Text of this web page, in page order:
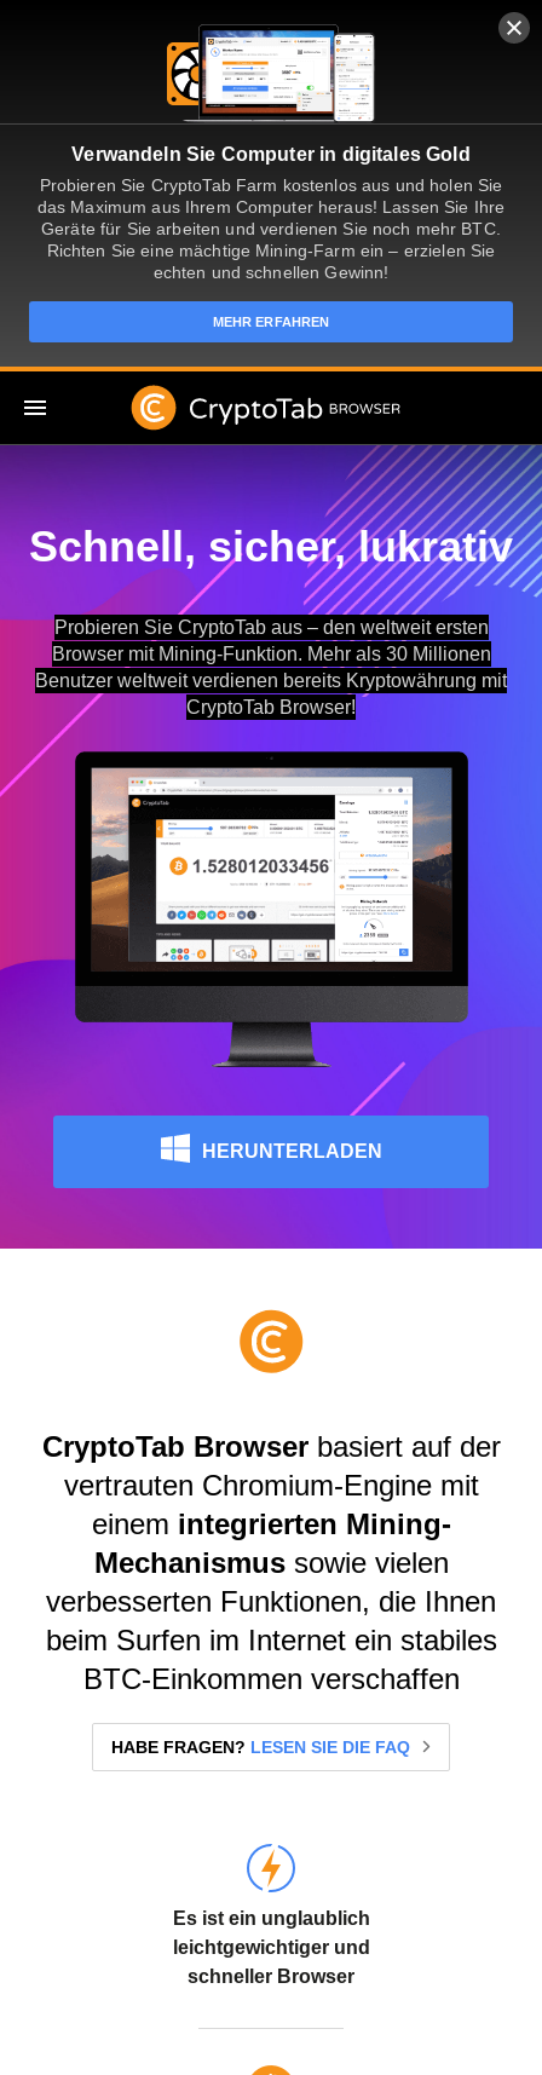
Verwandeln Sie Computer in digitales Gold
Probieren Sie CryptoTab Farm kostenlos aus und holen Sie
das Maximum aus Ihrem Computer heraus! Lassen Sie Ihre
Geräte für Sie arbeiten und verdienen Sie noch mehr BTC.
Richten Sie eine mächtige Mining-Farm ein – erzielen Sie
echten und schnellen Gewinn!
MEHR ERFAHREN
Schnell, sicher, lukrativ
Probieren Sie CryptoTab aus – den weltweit ersten
Browser mit Mining-Funktion. Mehr als 30 Millionen
Benutzer weltweit verdienen bereits Kryptowährung mit
CryptoTab Browser!
HERUNTERLADEN
CryptoTab Browserbasiert auf der
vertrauten Chromium-Engine mit
einem integrierten Mining-
Mechanismussowie vielen
verbesserten Funktionen, die Ihnen
beim Surfen im Internet ein stabiles
BTC-Einkommen verschaffen
HABE FRAGEN? LESEN SIE DIE FAQ
Es ist ein unglaublich
leichtgewichtiger und
schneller Browser